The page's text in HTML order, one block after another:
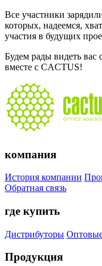
Все участники
которых, надеемся,
участия в будущих
Будем рады видеть
вместе с CACTUS!
компания
История компании
Обратная связь
где купить
Дистрибуторы
Продукция